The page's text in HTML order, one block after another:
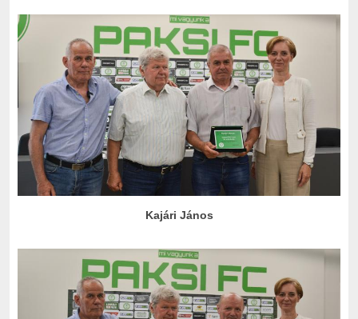
Kajári János